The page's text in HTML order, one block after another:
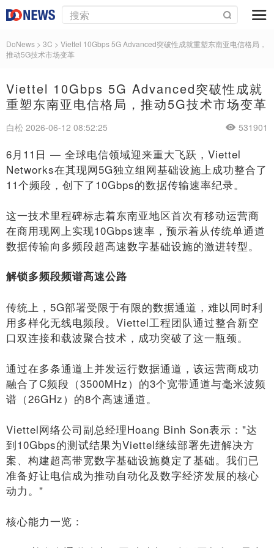
DoNews > 3C > Viettel 10Gbps 5G Advanced突破性成就重塑东南亚电信格局，
推动5G技术市场变革
Viettel 10Gbps 5G Advanced突破性成就
重塑东南亚电信格局，推动5G技术市场变革
白松 2026-06-12 08:52:25 531901
6月11日 — 全球电信领域迎来重大飞跃，Viettel
Networks在其现网5G独立组网基础设施上成功整合了
11个频段，创下了10Gbps的数据传输速率纪录。
这一技术里程碑标志着东南亚地区首次有移动运营商
在商用现网上实现10Gbps速率，预示着从传统单通道
数据传输向多频段超高速数字基础设施的激进转型。
解锁多频段频谱高速公路
传统上，5G部署受限于有限的数据通道，难以同时利
用多样化无线电频段。Viettel工程团队通过整合新空
口双连接和载波聚合技术，成功突破了这一瓶颈。
通过在多条通道上并发运行数据通道，该运营商成功
融合了C频段（3500MHz）的3个宽带通道与毫米波频
谱（26GHz）的8个高速通道。
Viettel网络公司副总经理Hoang Binh Son表示："达
到10Gbps的测试结果为Viettel继续部署先进解决方
案、构建超高带宽数字基础设施奠定了基础。我们已
准备好让电信成为推动自动化及数字经济发展的核心
动力。"
核心能力一览：